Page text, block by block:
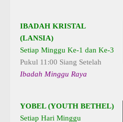
IBADAH KRISTAL
(LANSIA)
Setiap Minggu Ke-1 dan Ke-3
Pukul 11:00 Siang Setelah
Ibadah Minggu Raya
YOBEL (YOUTH BETHEL)
Setiap Hari Minggu